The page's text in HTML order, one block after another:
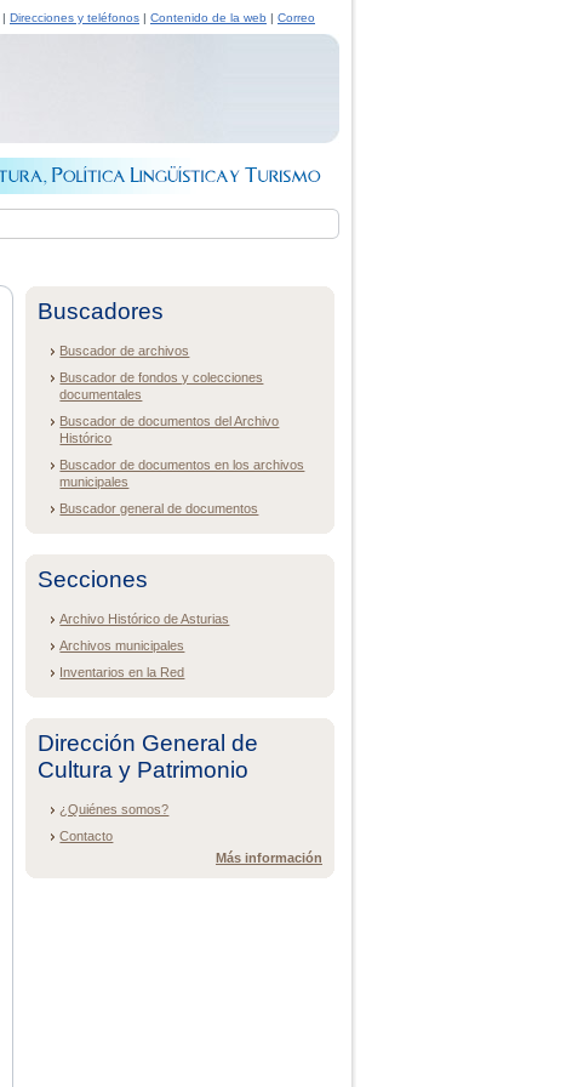
| Direcciones y teléfonos | Contenido de la web | Correo
Buscadores
Buscador de archivos
Buscador de fondos y colecciones
documentales
Buscador de documentos del Archivo
Histórico
Buscador de documentos en los archivos
municipales
Buscador general de documentos
Secciones
Archivo Histórico de Asturias
Archivos municipales
Inventarios en la Red
Dirección General de
Cultura y Patrimonio
¿Quiénes somos?
Contacto
Más información